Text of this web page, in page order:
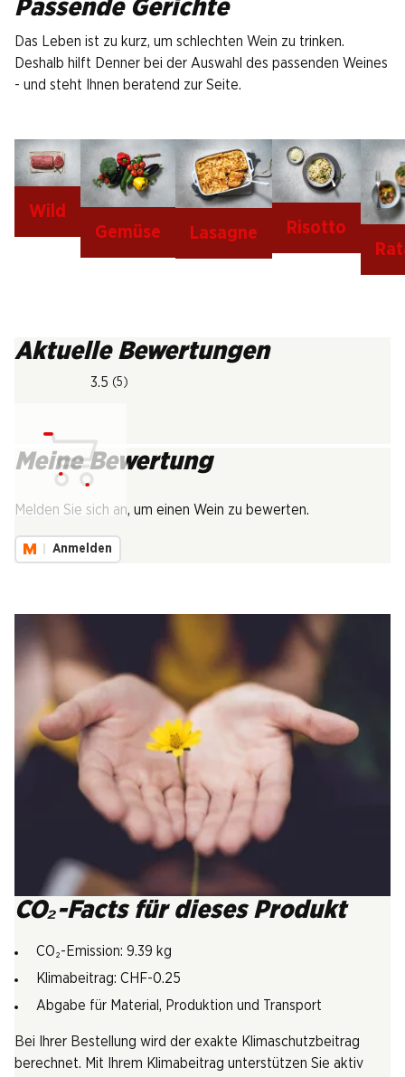
Passende Gerichte
Das Leben ist zu kurz, um schlechten Wein zu trinken.
Deshalb hilft Denner bei der Auswahl des passenden Weines
- und steht Ihnen beratend zur Seite.
Wild
Gemüse
Lasagne
Risotto
Aktuelle Bewertungen
3.5 (5)
Meine Bewertung
Melden Sie sich an, um einen Wein zu bewerten.
Anmelden
CO₂-Facts für dieses Produkt
CO₂-Emission: 9.39 kg
Klimabeitrag: CHF-0.25
Abgabe für Material, Produktion und Transport
Bei Ihrer Bestellung wird der exakte Klimaschutzbeitrag
berechnet. Mit Ihrem Klimabeitrag unterstützen Sie aktiv